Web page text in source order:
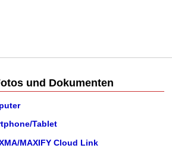
und Dokumenten
Tablet
MAXIFY Cloud Link